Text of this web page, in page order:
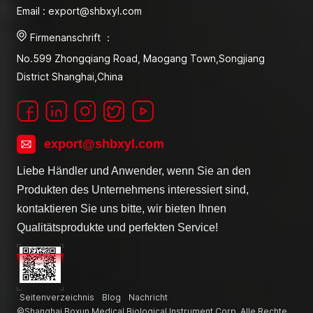
Email : export@shbxyl.com
Firmenanschrift ：
No.599 Zhongqiang Road, Maogang Town,Songjiang
District Shanghai,China
export@shbxyl.com
Liebe Händler und Anwender, wenn Sie an den
Produkten des Unternehmens interessiert sind,
kontaktieren Sie uns bitte, wir bieten Ihnen
Qualitätsprodukte und perfekten Service!
Seitenverzeichnis Blog
Nachricht